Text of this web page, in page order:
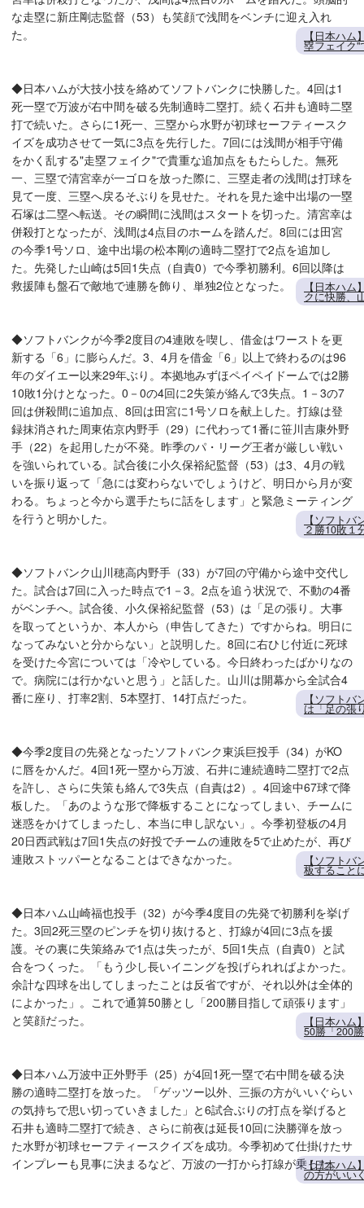
な走塁に新庄剛志監督（53）も笑顔で浅間をベンチに迎え入れ
た。
【日本ハ
塁フェイク"
◆日本ハムが大技小技を絡めてソフトバンクに快勝した。4回は1
死一塁で万波が右中間を破る先制適時二塁打。続く石井も適時二塁
打で続いた。さらに1死一、三塁から水野が初球セーフティースク
イズを成功させて一気に3点を先行した。7回には浅間が相手守備
をかく乱する"走塁フェイク"で貴重な追加点をもたらした。無死
一、三塁で清宮幸が一ゴロを放った際に、三塁走者の浅間は打球を
見て一度、三塁へ戻るそぶりを見せた。それを見た途中出場の一塁
石塚は二塁へ転送。その瞬間に浅間はスタートを切った。清宮幸は
併殺打となったが、浅間は4点目のホームを踏んだ。8回には田宮
の今季1号ソロ、途中出場の松本剛の適時二塁打で2点を追加し
た。先発した山崎は5回1失点（自責0）で今季初勝利。6回以降は
救援陣も盤石で敵地で連勝を飾り、単独2位となった。
【日本ハ
クに快勝、
◆ソフトバンクが今季2度目の4連敗を喫し、借金はワーストを更
新する「6」に膨らんだ。3、4月を借金「6」以上で終わるのは96
年のダイエー以来29年ぶり。本拠地みずほペイペイドームでは2勝
10敗1分けとなった。0－0の4回に2失策が絡んで3失点。1－3の7
回は併殺間に追加点、8回は田宮に1号ソロを献上した。打線は登
録抹消された周東佑京内野手（29）に代わって1番に笹川吉康外野
手（22）を起用したが不発。昨季のパ・リーグ王者が厳しい戦い
を強いられている。試合後に小久保裕紀監督（53）は3、4月の戦
いを振り返って「急には変わらないでしょうけど、明日から月が変
わる。ちょっと今から選手たちに話をします」と緊急ミーティング
を行うと明かした。
【ソフト
２勝10敗１
◆ソフトバンク山川穂高内野手（33）が7回の守備から途中交代し
た。試合は7回に入った時点で1－3。2点を追う状況で、不動の4番
がベンチへ。試合後、小久保裕紀監督（53）は「足の張り。大事
を取ってというか、本人から（申告してきた）ですからね。明日に
なってみないと分からない」と説明した。8回に右ひじ付近に死球
を受けた今宮については「冷やしている。今日終わったばかりなの
で。病院には行かないと思う」と話した。山川は開幕から全試合4
番に座り、打率2割、5本塁打、14打点だった。
【ソフト
は「足の張
◆今季2度目の先発となったソフトバンク東浜巨投手（34）がKO
に唇をかんだ。4回1死一塁から万波、石井に連続適時二塁打で2点
を許し、さらに失策も絡んで3失点（自責は2）。4回途中67球で降
板した。「あのような形で降板することになってしまい、チームに
迷惑をかけてしまったし、本当に申し訳ない」。今季初登板の4月
20日西武戦は7回1失点の好投でチームの連敗を5で止めたが、再び
連敗ストッパーとなることはできなかった。
【ソフト
板すること
◆日本ハム山崎福也投手（32）が今季4度目の先発で初勝利を挙げ
た。3回2死三塁のピンチを切り抜けると、打線が4回に3点を援
護。その裏に失策絡みで1点は失ったが、5回1失点（自責0）と試
合をつくった。「もう少し長いイニングを投げられればよかった。
余計な四球を出してしまったことは反省ですが、それ以外は全体的
によかった」。これで通算50勝とし「200勝目指して頑張ります」
と笑顔だった。
【日本ハ
50勝「200
◆日本ハム万波中正外野手（25）が4回1死一塁で右中間を破る決
勝の適時二塁打を放った。「ゲッツー以外、三振の方がいいぐらい
の気持ちで思い切っていきました」と6試合ぶりの打点を挙げると
石井も適時二塁打で続き、さらに前夜は延長10回に決勝弾を放っ
た水野が初球セーフティースクイズを成功。今季初めて仕掛けたサ
インプレーも見事に決まるなど、万波の一打から打線が乗った。
【日本ハム
の方がいい